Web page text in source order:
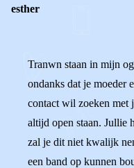
esther
Tranwn staan in mijn
ondanks dat je moeder
contact wil zoeken met
altijd open staan. Jullie
zal je dit niet kwalijk
een band op kunnen